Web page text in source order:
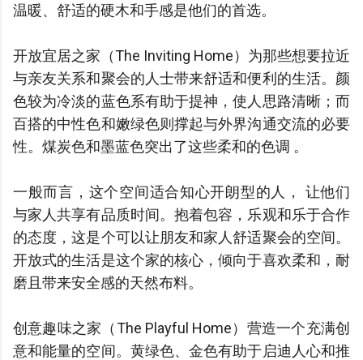
温暖、舒适的硬木和手感是他们的首选。
开放宜居之家（The Inviting Home）为那些想要拉近
与亲友关系和聚会的人士带来舒适和便利的生活。颜
色较为冷淡的蓝色系有助于提神，使人思路清晰；而
百搭的中性色和嫩绿色则撑起与外界沟通交流的必要
性。煤炭色和墨蓝色突出了这些柔和的色调 。
一般而言，这个空间适合知心开朗型的人， 让他们
与家人共享有品质时间。抱着包容，乐观和乐于合作
的态度，这是个可以让朋友和家人舒适聚会的空间。
开放式的生活是这个家的核心，倾向于喜欢柔和，耐
磨且带来安全感的天然布料。
创意趣味之家（The Playful Home）营造一个充满创
意和能量的空间。黄绿色、金色有助于启迪人心和推